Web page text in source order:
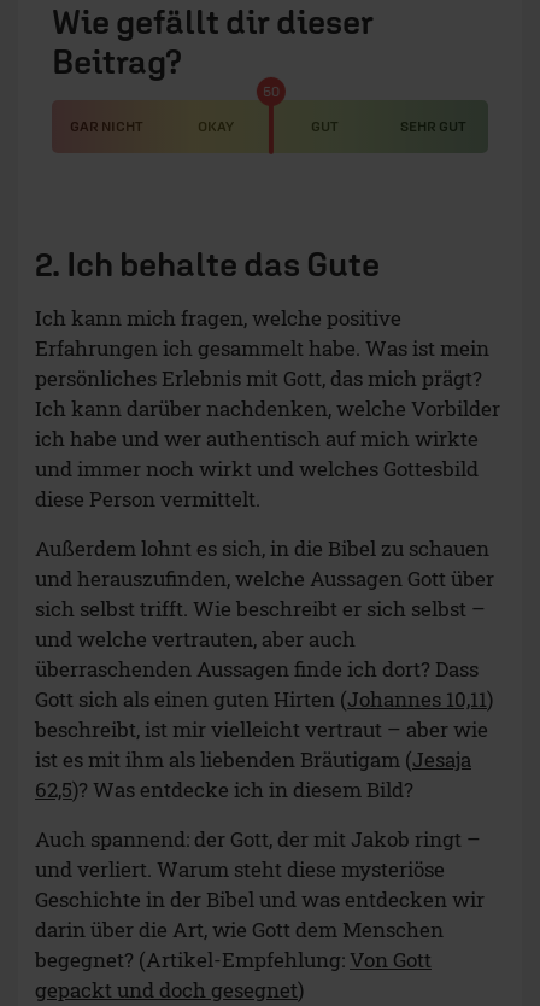
Wie gefällt dir dieser
Beitrag?
GAR NICHT OKAY GUT SEHR GUT
50
2. Ich behalte das Gute
Ich kann mich fragen, welche positive
Erfahrungen ich gesammelt habe. Was ist mein
persönliches Erlebnis mit Gott, das mich prägt?
Ich kann darüber nachdenken, welche Vorbilder
ich habe und wer authentisch auf mich wirkte
und immer noch wirkt und welches Gottesbild
diese Person vermittelt.
Außerdem lohnt es sich, in die Bibel zu schauen
und herauszufinden, welche Aussagen Gott über
sich selbst trifft. Wie beschreibt er sich selbst –
und welche vertrauten, aber auch
überraschenden Aussagen finde ich dort? Dass
Gott sich als einen guten Hirten (Johannes 10,11)
beschreibt, ist mir vielleicht vertraut – aber wie
ist es mit ihm als liebenden Bräutigam (Jesaja
62,5)? Was entdecke ich in diesem Bild?
Auch spannend: der Gott, der mit Jakob ringt –
und verliert. Warum steht diese mysteriöse
Geschichte in der Bibel und was entdecken wir
darin über die Art, wie Gott dem Menschen
begegnet? (Artikel-Empfehlung:⁣Von Gott
gepackt und doch gesegnet)